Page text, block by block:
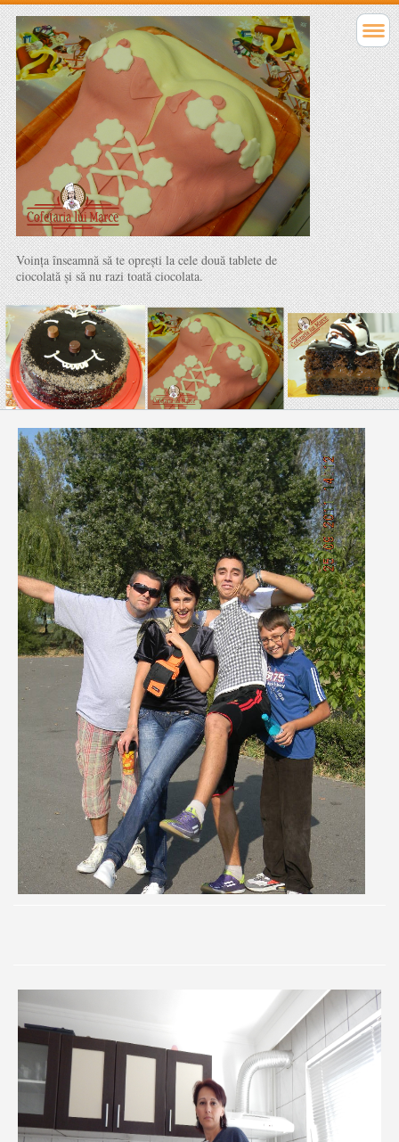
Voinţa înseamnă să te opreşti la cele două tablete de
ciocolată şi să nu razi toată ciocolata.